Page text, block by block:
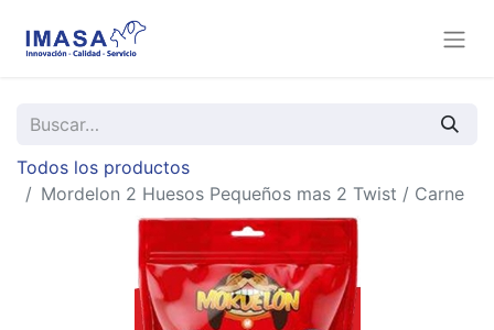
Todos los productos
Mordelon 2 Huesos Pequeños mas 2 Twist / Carne